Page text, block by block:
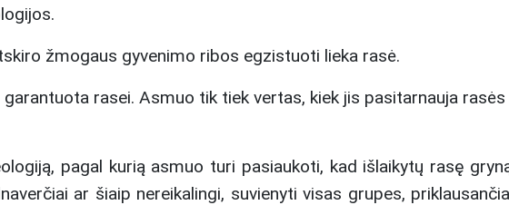
žmogaus gyvenimo ribos egzistuoti lieka rasė.
rasei. Asmuo tik tiek vertas, kiek jis pasitarnauja
pagal kurią asmuo turi pasiaukoti, kad išlaikytų rasę
ar šiaip nereikalingi, suvienyti visas grupes,